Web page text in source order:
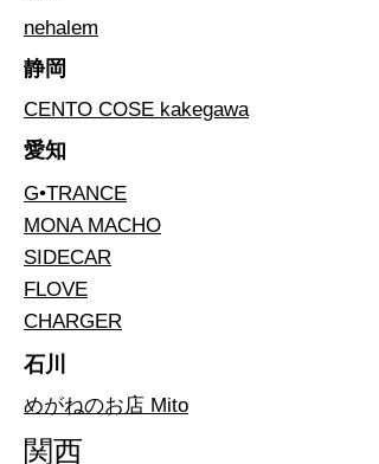
nehalem
​静岡
CENTO COSE kakegawa
​愛知
G•TRANCE
MONA MACHO
SIDECAR
FLOVE
CHARGER
石川
めがねのお店 Mito
​関西